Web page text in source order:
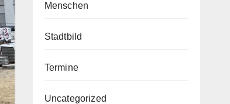
Menschen
Stadtbild
Termine
Uncategorized